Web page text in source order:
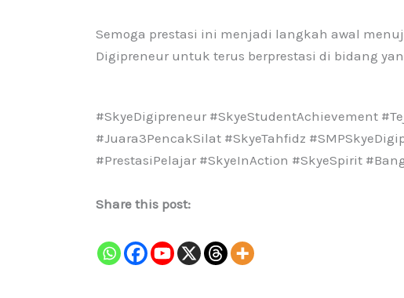
Semoga prestasi ini menjadi langkah awal
Digipreneur untuk terus berprestasi di bidang
#SkyeDigipreneur #SkyeStudentAchievement
#Juara3PencakSilat #SkyeTahfidz
#PrestasiPelajar #SkyeInAction #SkyeSpirit
Share this post: